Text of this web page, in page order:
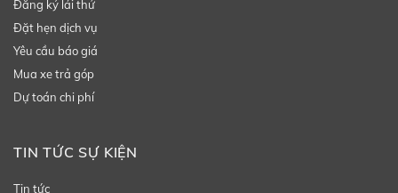
Đăng ký lái thử
Đặt hẹn dịch vụ
Yêu cầu báo giá
Mua xe trả góp
Dự toán chi phí
TIN TỨC SỰ KIỆN
Tin tức